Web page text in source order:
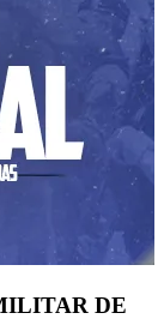
DE